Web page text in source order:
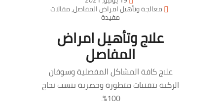
معالجة وتأهيل امراض المفاصل,مقالات
مفيدة
علاج وتأهيل امراض
المفاصل
علاج كافة المشاكل المفصلية وسوفان
الركبة بتقنيات متطورة وحصرية بنسب نجاح
100%.